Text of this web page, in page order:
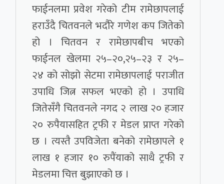
फाईनलमा प्रवेश गरेको टीम रामेछापलाई
हराउँदै चितवनले भदौरे गणेश कप जितेको
हो । चितवन र रामेछापबीच भएको
फाईनल खेलमा २५–२०,२५–२३ र २५–
२४ को सोझो सेटमा रामेछापलाई पराजीत
उपाधि जित्न सफल भएको हो । उपाधि
जितेसँगै चितवनले नगद २ लाख २० हजार
२० रुपैयासहित ट्रफी र मेडल प्राप्त गरेको
छ । त्यस्तै उपविजेता बनेको रामेछापले १
लाख १ हजार १० रुपैंयाको साथै ट्रफी र
मेडलमा चित्त बुझाएको छ ।